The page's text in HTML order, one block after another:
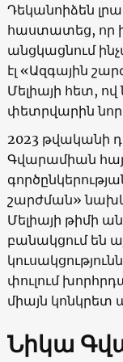
Դեկանոիձեն
հաստատեց, որ
անցկացնում
էլ «Ազգային
Մելիայի հետ,
փետրվարին նոր
2023 թվականի
Գվարամիան
շարժման»
Մելիայի թիմի
բանակցում են
փուլում
միայն կոնկրետ
Նիկա